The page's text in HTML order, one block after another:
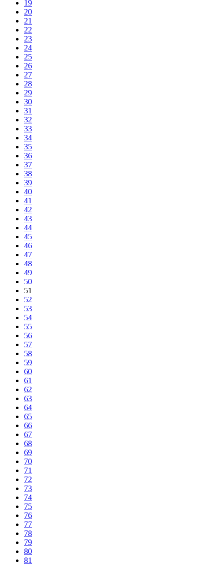
19
20
21
22
23
24
25
26
27
28
29
30
31
32
33
34
35
36
37
38
39
40
41
42
43
44
45
46
47
48
49
50
51
52
53
54
55
56
57
58
59
60
61
62
63
64
65
66
67
68
69
70
71
72
73
74
75
76
77
78
79
80
81